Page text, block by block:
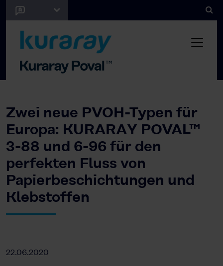
Zwei neue PVOH-Typen für
Europa: KURARAY POVAL™
3-88 und 6-96 für den
perfekten Fluss von
Papierbeschichtungen und
Klebstoffen
22.06.2020